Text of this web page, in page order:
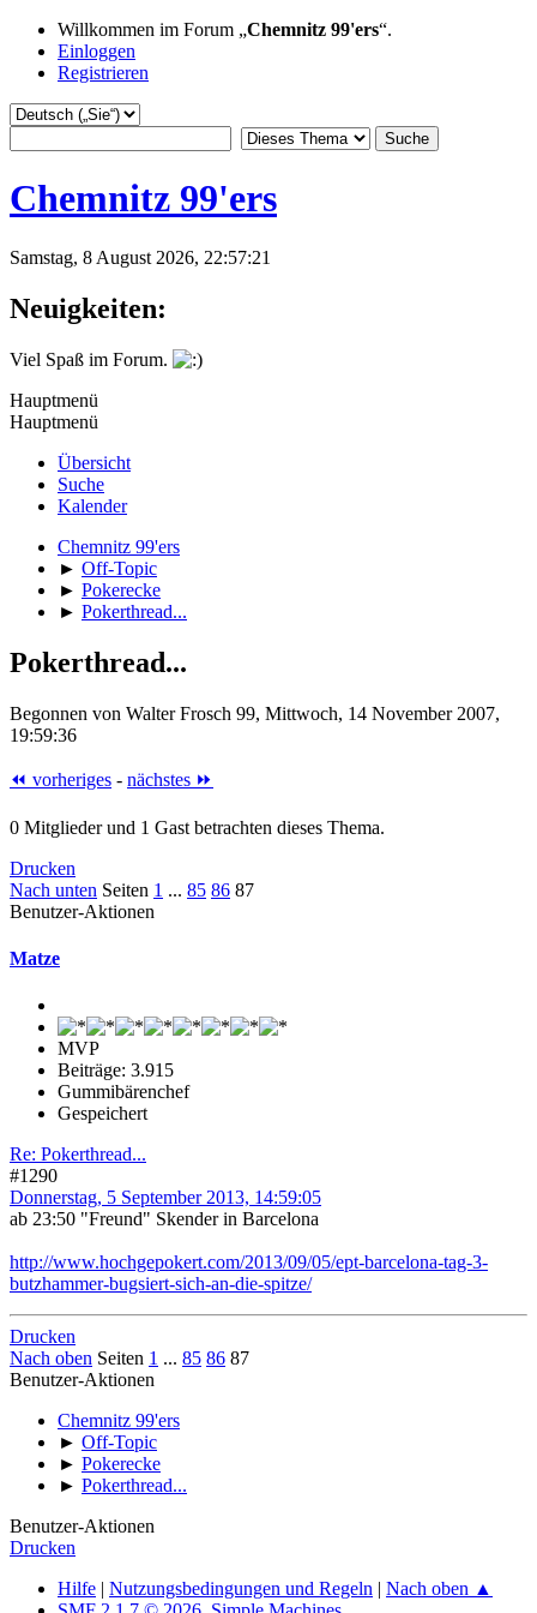
Willkommen im Forum „Chemnitz 99'ers“.
Einloggen
Registrieren
Chemnitz 99'ers
Samstag, 8 August 2026, 22:57:21
Neuigkeiten:
Viel Spaß im Forum.
Hauptmenü
Hauptmenü
Übersicht
Suche
Kalender
Chemnitz 99'ers
► Off-Topic
► Pokerecke
► Pokerthread...
Pokerthread...
Begonnen von Walter Frosch 99, Mittwoch, 14 November 2007,
19:59:36
⏪ vorheriges - nächstes ⏩
0 Mitglieder und 1 Gast betrachten dieses Thema.
Drucken
Nach unten Seiten 1 ... 85 86 87
Benutzer-Aktionen
Matze
MVP
Beiträge: 3.915
Gummibärenchef
Gespeichert
Re: Pokerthread...
#1290
Donnerstag, 5 September 2013, 14:59:05
ab 23:50 "Freund" Skender in Barcelona
http://www.hochgepokert.com/2013/09/05/ept-barcelona-tag-3-
butzhammer-bugsiert-sich-an-die-spitze/
Drucken
Nach oben Seiten 1 ... 85 86 87
Benutzer-Aktionen
Chemnitz 99'ers
► Off-Topic
► Pokerecke
► Pokerthread...
Benutzer-Aktionen
Drucken
Hilfe | Nutzungsbedingungen und Regeln | Nach oben ▲